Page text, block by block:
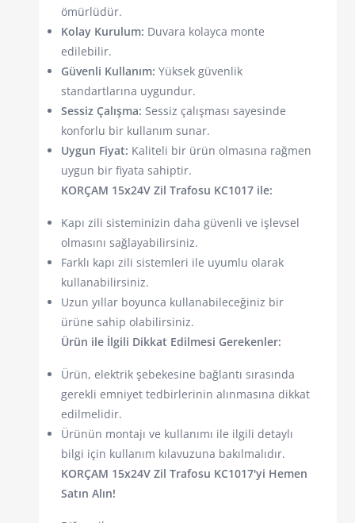
ömürlüdür.
Kolay Kurulum: Duvara kolayca monte
edilebilir.
Güvenli Kullanım: Yüksek güvenlik
standartlarına uygundur.
Sessiz Çalışma: Sessiz çalışması sayesinde
konforlu bir kullanım sunar.
Uygun Fiyat: Kaliteli bir ürün olmasına rağmen
uygun bir fiyata sahiptir.
KORÇAM 15x24V Zil Trafosu KC1017 ile:
Kapı zili sisteminizin daha güvenli ve işlevsel
olmasını sağlayabilirsiniz.
Farklı kapı zili sistemleri ile uyumlu olarak
kullanabilirsiniz.
Uzun yıllar boyunca kullanabileceğiniz bir
ürüne sahip olabilirsiniz.
Ürün ile İlgili Dikkat Edilmesi Gerekenler:
Ürün, elektrik şebekesine bağlantı sırasında
gerekli emniyet tedbirlerinin alınmasına dikkat
edilmelidir.
Ürünün montajı ve kullanımı ile ilgili detaylı
bilgi için kullanım kılavuzuna bakılmalıdır.
KORÇAM 15x24V Zil Trafosu KC1017'yi Hemen
Satın Alın!